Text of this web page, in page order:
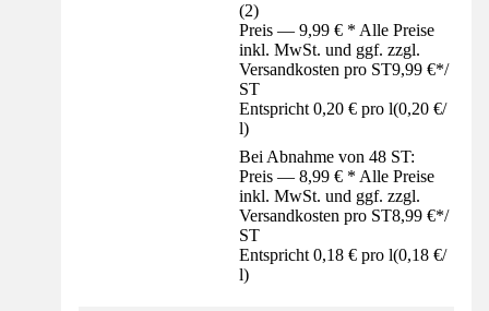
(2)
Preis — 9,99 € * Alle Preise
inkl. MwSt. und ggf. zzgl.
Versandkosten pro ST9,99 €*/
ST
Entspricht 0,20 € pro l(0,20 €/
l)
Bei Abnahme von 48 ST:
Preis — 8,99 € * Alle Preise
inkl. MwSt. und ggf. zzgl.
Versandkosten pro ST8,99 €*/
ST
Entspricht 0,18 € pro l(0,18 €/
l)